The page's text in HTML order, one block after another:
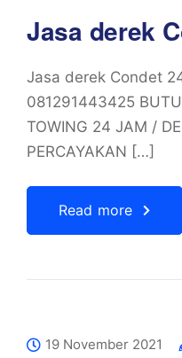
Jasa derek
Jasa derek Condet
081291443425
TOWING 24 JAM /
PERCAYAKAN […]
Read more
19 November 2021